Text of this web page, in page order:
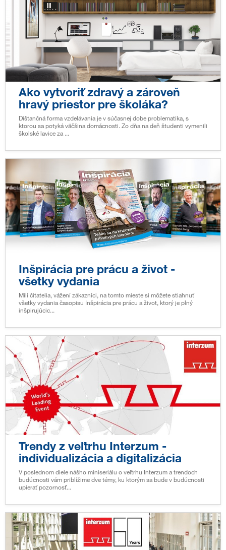
Ako vytvoriť zdravý a zároveň
hravý priestor pre školáka?
Dištančná forma vzdelávania je v súčasnej dobe problematika, s
ktorou sa potyká väčšina domácnosti. Zo dňa na deň študenti vymenili
školské lavice za ...
Inšpirácia pre prácu a život -
všetky vydania
Milí čitatelia, vážení zákazníci, na tomto mieste si môžete stiahnuť
všetky vydania časopisu Inšpirácia pre prácu a život, ktorý je plný
inšpirujúcic...
Trendy z veľtrhu Interzum -
individualizácia a digitalizácia
V poslednom diele nášho miniseriálu o veľtrhu Interzum a trendoch
budúcnosti vám priblížime dve témy, ku ktorým sa bude v budúcnosti
upierať pozornosť...